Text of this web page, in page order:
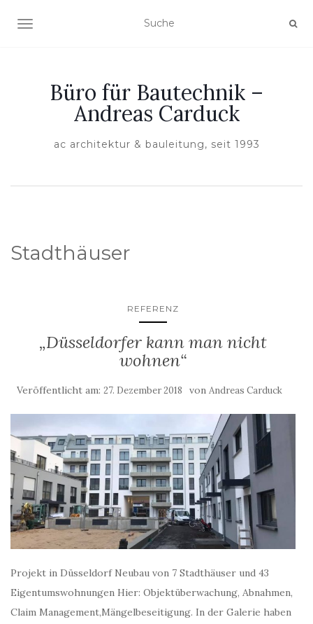
NAVIGATION EIN-/AUSSCHALTEN
Büro für Bautechnik –
Andreas Carduck
ac architektur & bauleitung, seit 1993
Stadthäuser
REFERENZ
„Düsseldorfer kann man nicht
wohnen“
Veröffentlicht am: 27. Dezember 2018 von Andreas Carduck
Projekt in Düsseldorf Neubau von 7 Stadthäuser und 43
Eigentumswohnungen Hier: Objektüberwachung, Abnahmen,
Claim Management,Mängelbeseitigung. In der Galerie haben